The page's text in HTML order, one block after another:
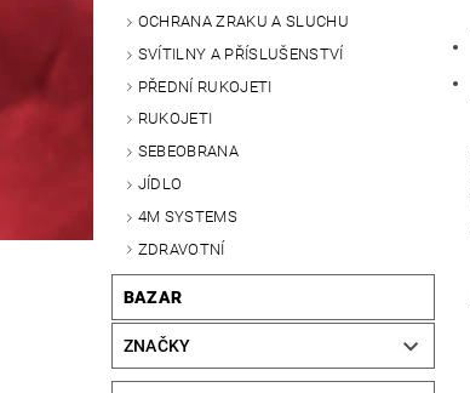
OCHRANA ZRAKU A SLUCHU
SVÍTILNY A PŘÍSLUŠENSTVÍ
PŘEDNÍ RUKOJETI
RUKOJETI
SEBEOBRANA
JÍDLO
4M SYSTEMS
ZDRAVOTNÍ
BAZAR
ZNAČKY